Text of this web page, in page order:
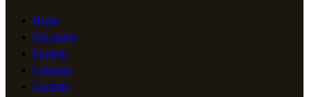
Home
Chi siamo
Prodotti
Catalogo
Contatto